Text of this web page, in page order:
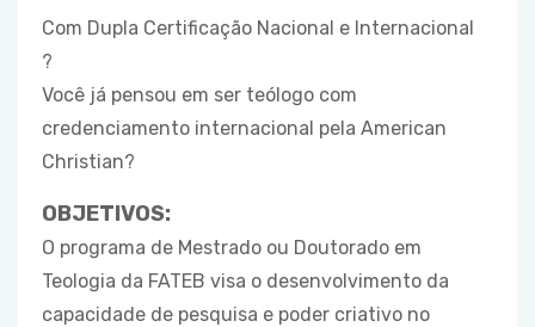
Com Dupla Certificação Nacional e Internacional
?
Você já pensou em ser teólogo com
credenciamento internacional pela American
Christian?
OBJETIVOS:
O programa de Mestrado ou Doutorado em
Teologia da FATEB visa o desenvolvimento da
capacidade de pesquisa e poder criativo no